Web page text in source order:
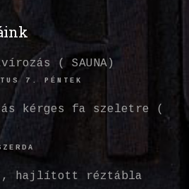
( SAUNA)
7. PÉNTEK
kérges fa szeletre (
hajlított réztábla